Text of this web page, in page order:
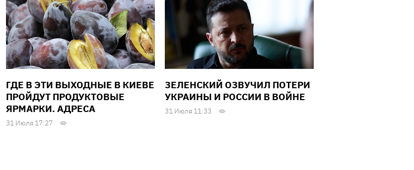
ГДЕ В ЭТИ ВЫХОДНЫЕ В КИЕВЕ
ПРОЙДУТ ПРОДУКТОВЫЕ
ЯРМАРКИ. АДРЕСА
31 Июля 17:27
ЗЕЛЕНСКИЙ ОЗВУЧИЛ ПОТЕРИ
УКРАИНЫ И РОССИИ В ВОЙНЕ
31 Июля 11:33